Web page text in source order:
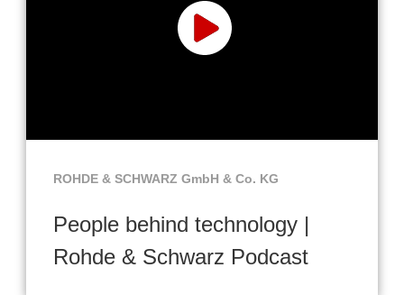
ROHDE & SCHWARZ GmbH & Co. KG
People behind technology |
Rohde & Schwarz Podcast